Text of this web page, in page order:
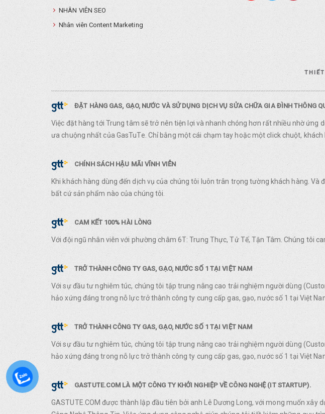
NHÂN VIÊN SEO
Nhân viên Content Marketing
ĐẶT HÀNG GAS, GẠO, NƯỚC VÀ SỬ DỤNG DỊCH VỤ SỬA CHỮA GIA ĐÌNH THÔNG
Việc đặt hàng tới Trung tâm sẽ trở nên tiện lợi và nhanh chóng hơn rất nhiều nhờ
ưa chuộng nhất của GasTuTe. Chỉ bằng một cái chạm tay hoặc một click chuột,
CHÍNH SÁCH HẬU MÃI VĨNH VIỄN
Khi khách hàng dùng đến dịch vụ của chúng tôi luôn trân trọng tường khách hàng.
bất cứ sản phẩm nào của chúng tôi.
CAM KẾT 100% HÀI LÒNG
Với đội ngũ nhân viên với phường châm 6T: Trung Thực, Tử Tế, Tận Tâm. Chúng tôi
TRỞ THÀNH CÔNG TY GAS, GẠO, NƯỚC SỐ 1 TẠI VIỆT NAM
Với sự đầu tư nghiêm túc, chúng tôi tập trung nâng cao trải nghiệm người dùng
hảo xứng đáng trong nỗ lực trở thành công ty cung cấp gas, gạo, nước số 1 tại Việt
TRỞ THÀNH CÔNG TY GAS, GẠO, NƯỚC SỐ 1 TẠI VIỆT NAM
Với sự đầu tư nghiêm túc, chúng tôi tập trung nâng cao trải nghiệm người dùng
hảo xứng đáng trong nỗ lực trở thành công ty cung cấp gas, gạo, nước số 1 tại Việt
GASTUTE.COM LÀ MỘT CÔNG TY KHỞI NGHIỆP VỀ CÔNG NGHỆ (IT STARTUP).
GASTUTE.COM được thành lập đầu tiên bởi anh Lê Dương Long, với mong muốn